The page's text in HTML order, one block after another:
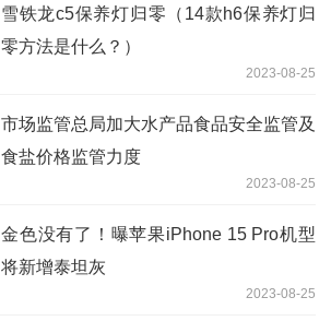
雪铁龙c5保养灯归零（14款h6保养灯归
零方法是什么？）
2023-08-25
市场监管总局加大水产品食品安全监管及
食盐价格监管力度
2023-08-25
金色没有了！曝苹果iPhone 15 Pro机型
将新增泰坦灰
2023-08-25